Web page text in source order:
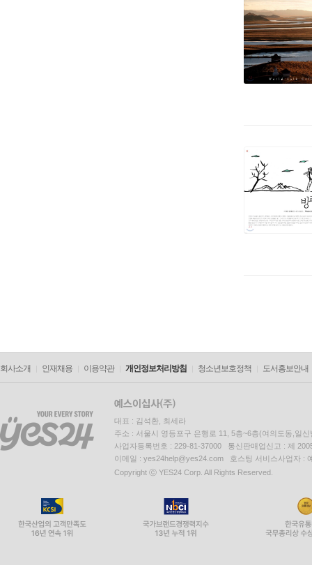
회사소개 인재채용 이용약관 개인정보처리방침 청소년보호정책 도서홍보안내
대표 : 김석환, 최세라
주소 : 서울시 영등포구 은행로 11, 5층~6층(여의도동,일신
사업자등록번호 : 229-81-37000 통신판매업신고 : 제
이메일 : yes24help@yes24.com 호스팅 서비스사업자 :
Copyright ⓒ YES24 Corp. All Rights Reserved.